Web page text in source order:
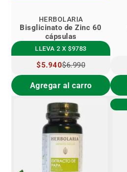
Bisglicinato de Zinc 60
cápsulas
HERBOLARIA
LLEVA 2 X $9783
PRECIO
ESPECIAL
$5.940$6.990
Agregar al carro